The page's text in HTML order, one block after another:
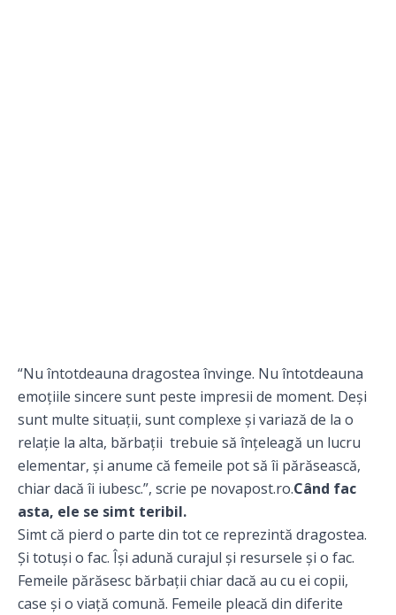
“Nu întotdeauna dragostea învinge. Nu întotdeauna
emoțiile sincere sunt peste impresii de moment. Deși
sunt multe situații, sunt complexe și variază de la o
relație la alta, bărbații trebuie să înțeleagă un lucru
elementar, și anume că femeile pot să îi părăsească,
chiar dacă îi iubesc.”, scrie pe novapost.ro.Când fac
asta, ele se simt teribil.
Simt că pierd o parte din tot ce reprezintă dragostea.
Și totuși o fac. Își adună curajul și resursele și o fac.
Femeile părăsesc bărbații chiar dacă au cu ei copii,
case și o viață comună. Femeile pleacă din diferite